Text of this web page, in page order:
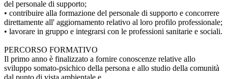
del personale di supporto;
• contribuire alla formazione del personale di supporto e concorrere
direttamente all' aggiornamento relativo al loro profilo professionale;
• lavorare in gruppo e integrarsi con le professioni sanitarie e sociali.
PERCORSO FORMATIVO
Il primo anno è finalizzato a fornire conoscenze relative allo
sviluppo somato-psichico della persona e allo studio della comunità
dal punto di vista ambientale e